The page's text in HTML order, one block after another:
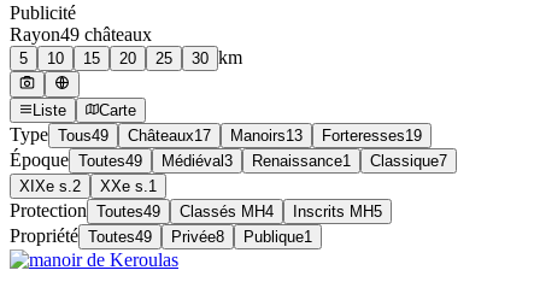
Publicité
Rayon49 châteaux
5 10 15 20 25 30 km
Liste Carte
Type Tous49 Châteaux17 Manoirs13 Forteresses19
Époque Toutes49 Médiéval 3 Renaissance1 Classique7
XIXe s. 2 XXe s. 1
Protection Toutes49 Classés MH4 Inscrits MH5
Propriété Toutes49 Privée8 Publique1